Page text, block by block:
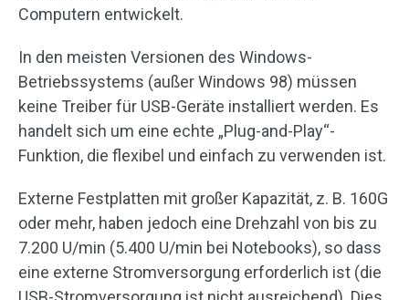
Computern entwickelt.
In den meisten Versionen des Windows-
Betriebssystems (außer Windows 98) müssen
keine Treiber für USB-Geräte installiert werden. Es
handelt sich um eine echte „Plug-and-Play“-
Funktion, die flexibel und einfach zu verwenden ist.
Externe Festplatten mit großer Kapazität, z. B. 160G
oder mehr, haben jedoch eine Drehzahl von bis zu
7.200 U/min (5.400 U/min bei Notebooks), so dass
eine externe Stromversorgung erforderlich ist (die